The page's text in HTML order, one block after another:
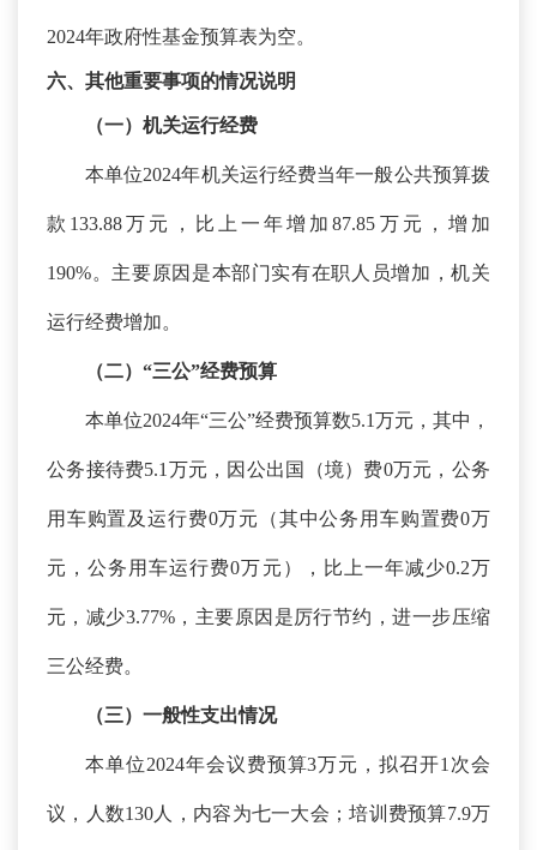
2024年政府性基金预算表为空。
六、其他重要事项的情况说明
（一）机关运行经费
本单位2024年机关运行经费当年一般公共预算拨
款133.88万元，比上一年增加87.85万元，增加
190%。主要原因是本部门实有在职人员增加，机关
运行经费增加。
（二） “三公”经费预算
本单位2024年“三公”经费预算数5.1万元，其中，
公务接待费5.1万元，因公出国（境）费0万元，公务
用车购置及运行费0万元（其中公务用车购置费0万
元，公务用车运行费0万元），比上一年减少0.2万
元，减少3.77%，主要原因是厉行节约，进一步压缩
三公经费。
（三）一般性支出情况
本单位2024年会议费预算3万元，拟召开1次会
议，人数130人，内容为七一大会；培训费预算7.9万